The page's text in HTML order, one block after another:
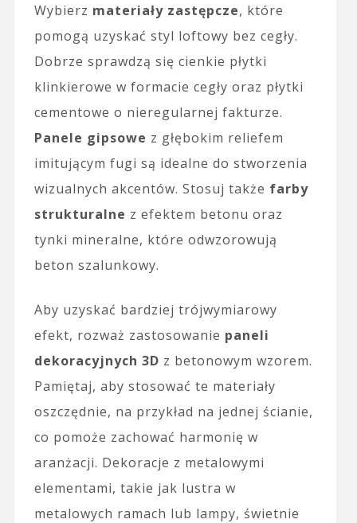
Wybierz materiały zastępcze, które
pomogą uzyskać styl loftowy bez cegły.
Dobrze sprawdzą się cienkie płytki
klinkierowe w formacie cegły oraz płytki
cementowe o nieregularnej fakturze.
Panele gipsowe z głębokim reliefem
imitującym fugi są idealne do stworzenia
wizualnych akcentów. Stosuj także farby
strukturalne z efektem betonu oraz
tynki mineralne, które odwzorowują
beton szalunkowy.
Aby uzyskać bardziej trójwymiarowy
efekt, rozważ zastosowanie paneli
dekoracyjnych 3D z betonowym wzorem.
Pamiętaj, aby stosować te materiały
oszczędnie, na przykład na jednej ścianie,
co pomoże zachować harmonię w
aranżacji. Dekoracje z metalowymi
elementami, takie jak lustra w
metalowych ramach lub lampy, świetnie